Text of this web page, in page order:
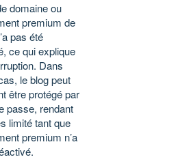
domaine ou
premium de
pas été
ce qui explique
Dans
le blog peut
être protégé par
passe, rendant
limité tant que
premium n’a